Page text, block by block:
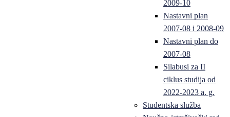
2009-10
Nastavni plan
2007-08 i 2008-09
Nastavni plan do
2007-08
Silabusi za II
ciklus studija od
2022-2023 a. g.
Studentska služba